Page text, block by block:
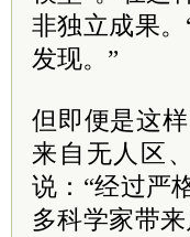
非独立成果
发现。”
但即便是这
来自无人区
说：“经过严
多科学家带